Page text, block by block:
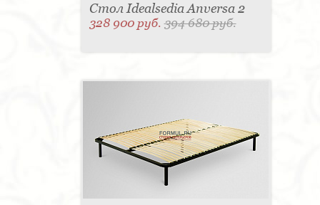
Стол Idealsedia Anversa 2
328 900 руб.394 680 руб.